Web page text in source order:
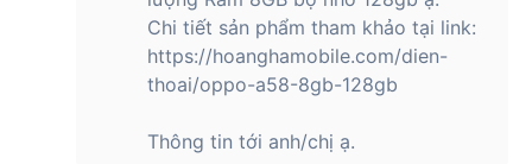
Chi tiết sản phẩm tham khảo tại link:
https://hoanghamobile.com/dien-
thoai/oppo-a58-8gb-128gb
Thông tin tới anh/chị ạ.